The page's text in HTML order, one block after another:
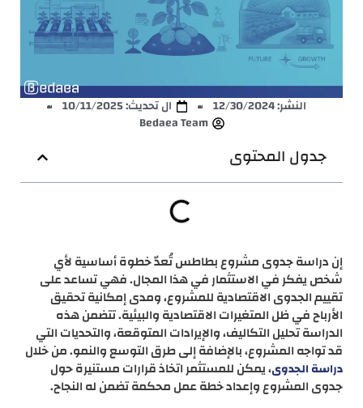
النشر:12/30/2024
ال تحديث: 10/11/2025
Bedaea Team
جدول المحتوى
إن دراسة جدوى مشروع بطاطس تُعدّ خطوة أساسية لأي
شخص يفكر في الاستثمار في هذا المجال. فهي تساعد على
تقييم الجدوى الاقتصادية للمشروع، ومدى إمكانية تحقيق
الأرباح في ظل المتغيرات الاقتصادية والبيئية. تتضمن هذه
الدراسة تحليل التكاليف، والإيرادات المتوقعة، والتحديات التي
قد تواجه المشروع، بالإضافة إلى طرق التوسع والنمو. من خلال
دراسة الجدوى، يمكن للمستثمر اتخاذ قرارات مستنيرة حول
جدوى المشروع وإعداد خطة عمل محكمة تضمن له النجاح.